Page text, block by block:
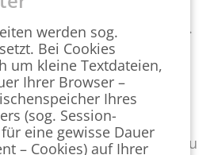
und eine nachhaltige
im aktuellen Betrieb.
der Qualifizierung
Qualifizierungsgeld
Der Antrag kann auch
Weitere Informationen zu
werden sog.
Bei Cookies
um kleine Textdateien,
Ihrer Browser –
Ihres
(sog. Session-
eine gewisse Dauer
– Cookies) auf Ihrer